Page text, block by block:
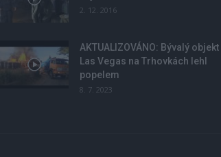
2. 12. 2016
AKTUALIZOVÁNO: Bývalý objekt
Las Vegas na Trhovkách lehl
popelem
8. 7. 2023